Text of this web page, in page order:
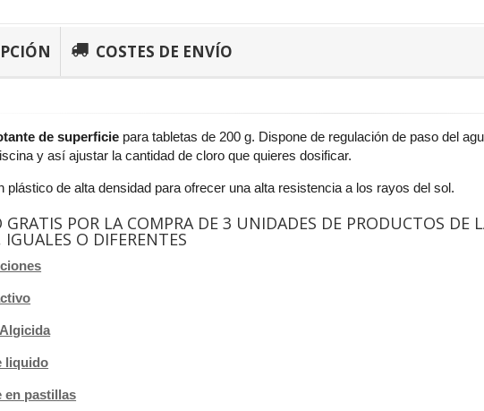
COSTES DE ENVÍO
de superficie para tabletas de 200 g. Dispone de regulación de paso del
y así ajustar la cantidad de cloro que quieres dosificar.
plástico de alta densidad para ofrecer una alta resistencia a los rayos del sol.
GRATIS POR LA COMPRA DE 3 UNIDADES DE PRODUCTOS
IGUALES O DIFERENTES
liquido
en pastillas